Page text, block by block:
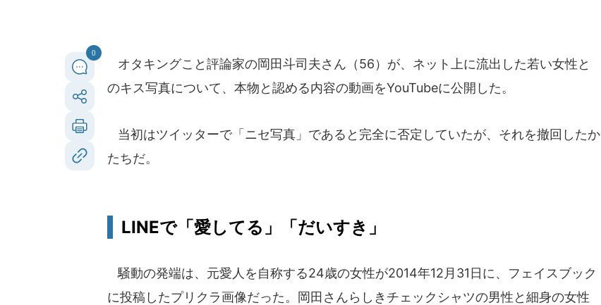
0
オタキングこと評論家の岡田斗司夫さん（56）が、ネット上に流出した若い女性と
のキス写真について、本物と認める内容の動画をYouTubeに公開した。
当初はツイッターで「ニセ写真」であると完全に否定していたが、それを撤回したか
たちだ。
LINEで「愛してる」「だいすき」
騒動の発端は、元愛人を自称する24歳の女性が2014年12月31日に、フェイスブック
に投稿したプリクラ画像だった。岡田さんらしきチェックシャツの男性と細身の女性